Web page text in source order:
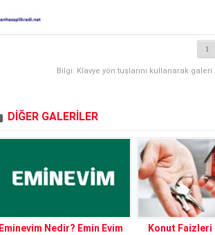
1
Bilgi: Klavye yön tuşlarını kullanarak
DİĞER GALERİLER
Eminevim Nedir? Emin Evim
Konut Faizleri